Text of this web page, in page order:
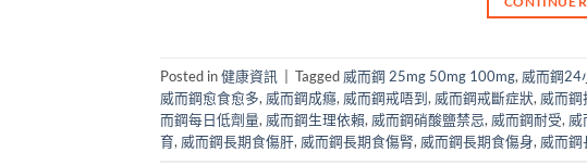
Posted in健康資訊 Tagged 威而鋼 25mg 50mg 100mg, 威而鋼24
威而鋼愈食愈多, 威而鋼成癮, 威而鋼戒唔到, 威而鋼戒斷症狀, 威而鋼
而鋼每日低劑量, 威而鋼生理依賴, 威而鋼硝酸鹽禁忌, 威而鋼耐受, 威
育, 威而鋼長期食傷肝, 威而鋼長期食傷腎, 威而鋼長期食傷身, 威而鋼